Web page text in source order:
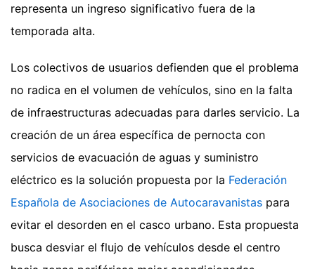
representa un ingreso significativo fuera de la
temporada alta.
Los colectivos de usuarios defienden que el problema
no radica en el volumen de vehículos, sino en la falta
de infraestructuras adecuadas para darles servicio. La
creación de un área específica de pernocta con
servicios de evacuación de aguas y suministro
eléctrico es la solución propuesta por la Federación
Española de Asociaciones de Autocaravanistas para
evitar el desorden en el casco urbano. Esta propuesta
busca desviar el flujo de vehículos desde el centro